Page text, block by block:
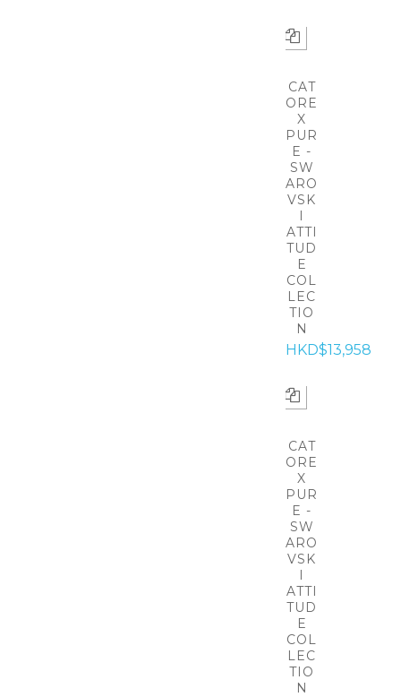
CAT
ORE
X
PUR
E -
SW
ARO
VSK
I
ATTI
TUD
E
COL
LEC
TIO
N
HKD$13,958
CAT
ORE
X
PUR
E -
SW
ARO
VSK
I
ATTI
TUD
E
COL
LEC
TIO
N